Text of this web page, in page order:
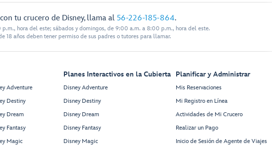
tu crucero de Disney, llama al 56-226-185-864.
hora del este; sábados y domingos, de 9:00 a.m. a 8:00 p.m., hora del este.
18 años deben tener permiso de sus padres o tutores para llamar.
Adventure
Destiny
Dream
Fantasy
Magic
Planes Interactivos en la Cubierta
Disney Adventure
Disney Destiny
Disney Dream
Disney Fantasy
Disney Magic
Planificar y Administrar
Mis Reservaciones
Mi Registro en Línea
Actividades de Mi Crucero
Realizar un Pago
Inicio de Sesión de Agente de Viajes